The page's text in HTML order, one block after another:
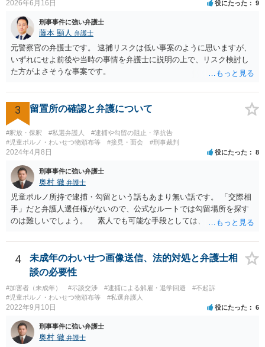
ば、不処分で終わりになる可能性が高いと思います。少年院送致や逆
送は暴力団関係者でもないとまずないと思います。 ただどうしても心
配というなら、弁護士に依頼して自首するという方法はあるかも知れ
ません。反省していることが捜査機関や家裁に伝わりますので。
2026年6月16日 役にたった 9
刑事事件に強い弁護士
藤本 顯人 弁護士
元警察官の弁護士です。 逮捕リスクは低い事案のように思いますが、
いずれにせよ前後や当時の事情を弁護士に説明の上で、リスク検討し
た方がよさそうな事案です。
3 留置所の確認と弁護について
#釈放・保釈 #私選弁護人
#逮捕や勾留の阻止・準抗告
#児童ポルノ・わいせつ物頒布等
#接見・面会 #刑事裁判
2024年4月8日 役にたった 8
刑事事件に強い弁護士
奥村 徹 弁護士
児童ポルノ所持で逮捕・勾留という話もあまり無い話です。 「交際相
手」だと弁護人選任権がないので、公式なルートでは勾留場所を探す
のは難しいでしょう。 素人でも可能な手段としては、「○○県内」と
してください」みたいな葉書を出してみて、宛先人不在で戻って来な
かった所に絞って問い合わせるという方法があります。
4
未成年のわいせつ画像送信、法的対処と弁護士相
談の必要性
#加害者（未成年） #示談交渉 #逮捕による解雇・退学回避
#不起訴
#児童ポルノ・わいせつ物頒布等
#私選弁護人
2022年9月10日 役にたった 6
刑事事件に強い弁護士
奥村 徹 弁護士